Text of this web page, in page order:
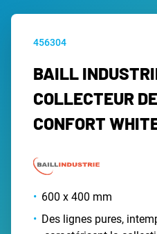
456304
BAILL
COLLECTEUR
CONFORT
600 x 400 mm
Des lignes pures,